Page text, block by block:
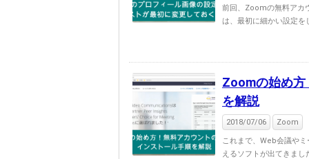
前回、Zoomの無料アカ
は、最初に細かい設定を
Zoomの始め方
を解説
2018/07/06 Zoom
これまで、Web会議や
えるソフトが出てきま